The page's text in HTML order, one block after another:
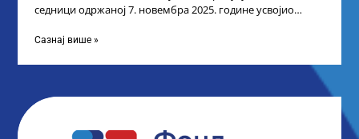
седници одржаној 7. новембра 2025. године усвојио
Сазнај више »